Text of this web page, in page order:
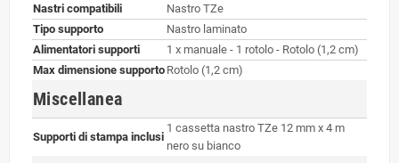
Nastri compatibili
Nastro TZe
Tipo supporto
Nastro laminato
Alimentatori supporti
1 x manuale - 1 rotolo - Rotolo (1,2 cm)
Max dimensione supporto Rotolo (1,2 cm)
Miscellanea
Supporti di stampa inclusi
1 cassetta nastro TZe 12 mm x 4 m
nero su bianco